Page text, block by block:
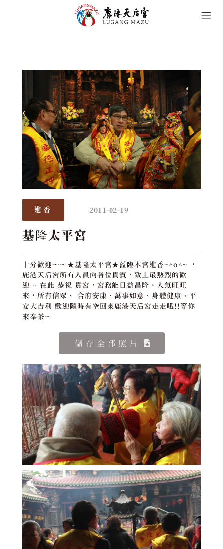
進香 2011-02-19
基隆太平宮
十分歡迎～～★基隆太平宮★蒞臨本宮進香~^o^~ ，
鹿港天后宮所有人員向各位貴賓，致上最熱烈的歡
迎… 在此 恭祝 貴宮，宮務能日益昌隆、人氣旺旺
來，所有信眾、 合府安康、萬事如意、身體健康、平
安大吉利 歡迎隨時有空回來鹿港天后宮走走哦!!等你
來奉茶～
儲存全部照片